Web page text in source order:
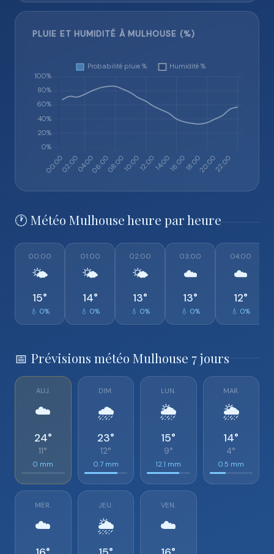
PLUIE ET HUMIDITÉ À MULHOUSE (%)
🕐 Météo Mulhouse heure par heure
00:00
🌤️
15°
💧 0%
01:00
🌤️
14°
💧 0%
02:00
🌤️
13°
💧 0%
03:00
☁️
13°
💧 0%
04:00
☁️
12°
💧 0%
📅 Prévisions météo Mulhouse 7 jours
AUJ.
☁️
24°
11°
0 mm
DIM.
🌧️
23°
12°
0.7 mm
LUN.
🌦️
15°
9°
12.1 mm
MAR.
🌦️
14°
4°
0.5 mm
MER.
☁️
JEU.
🌦️
VEN.
☁️